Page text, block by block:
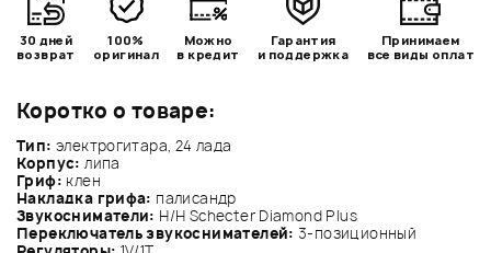
Коротко о товаре:
Тип: электрогитара, 24 лада
Корпус:липа
Гриф: клен
Накладка грифа: палисандр
Звукосниматели: Н/Н Schecter Diamond Plus
Переключатель звукоснимателей: 3-позиционный
30 дней
возврат
100%
оригинал
Можно
в кредит
Гарантия
и поддержка
Принимаем
все виды оплат